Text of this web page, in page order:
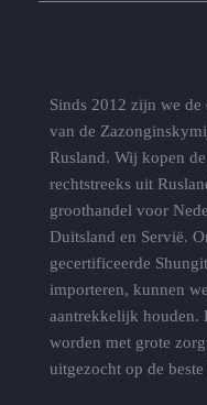
Sinds 2012 zijn we
van de
Rusland. Wij kopen de
rechtstreeks uit
groothandel voor
Duitsland en Servië.
gecertificeerde
importeren, kunnen
aantrekkelijk houden.
worden met grote
uitgezocht op de